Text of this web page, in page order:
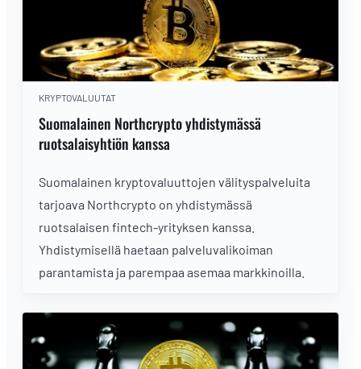
KRYPTOVALUUTAT
Suomalainen Northcrypto yhdistymässä
ruotsalaisyhtiön kanssa
Suomalainen kryptovaluuttojen välityspalveluita
tarjoava Northcrypto on yhdistymässä
ruotsalaisen fintech-yrityksen kanssa.
Yhdistymisellä haetaan palveluvalikoiman
parantamista ja parempaa asemaa markkinoilla.